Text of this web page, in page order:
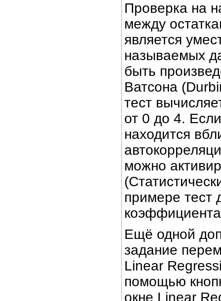
Проверка на
между
является
называемых
быть
Ватсона
тест
от 0 до 4.
находится
можно
примере тест
Ещё одной
задание
Linear
помощью
окне Linear